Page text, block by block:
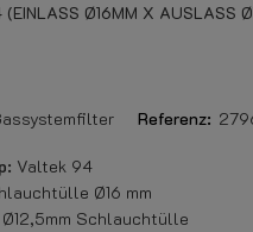
Ø16MM X AUSLASS
Referenz:
Valtek 94
Ø16 mm
Ø12,5mm Schlauchtülle